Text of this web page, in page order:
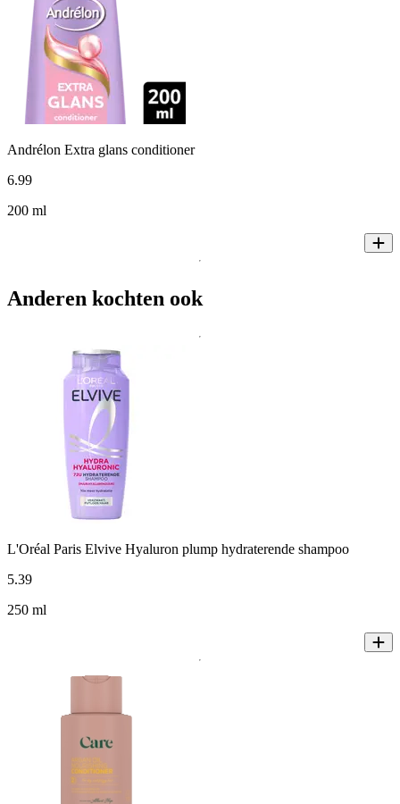
Andrélon Extra glans conditioner
6.99
200 ml
Anderen kochten ook
L'Oréal Paris Elvive Hyaluron plump hydraterende shampoo
5.39
250 ml